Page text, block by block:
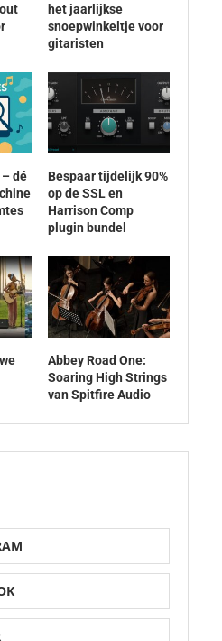
het jaarlijkse
snoepwinkeltje voor
gitaristen
dé
Bespaar tijdelijk 90%
op de SSL en
Harrison Comp
plugin bundel
Abbey Road One:
Soaring High Strings
van Spitfire Audio